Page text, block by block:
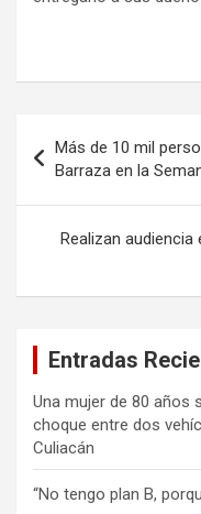
de
entradas
Más de 10 mil
Barraza en la
Realizan
Entradas
Una mujer de 80 años
choque entre dos
Culiacán
“No tengo plan B,